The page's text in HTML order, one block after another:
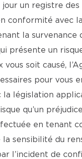
jour un registre
conformité avec
la survenance
présente un risque
vous soit causé,
pour vous
législation
qu’un
en tenant
sensibilité du
l’incident de